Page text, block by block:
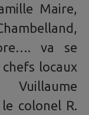
Maire,
va se
locaux
colonel R.